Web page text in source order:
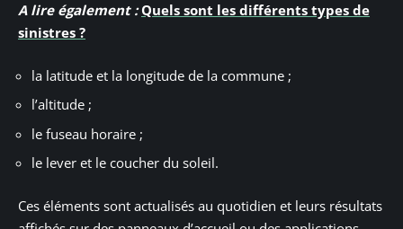
A lire également : Quels sont les différents types de
sinistres ?
la latitude et la longitude de la commune ;
l’altitude ;
le fuseau horaire ;
le lever et le coucher du soleil.
Ces éléments sont actualisés au quotidien et leurs résultats